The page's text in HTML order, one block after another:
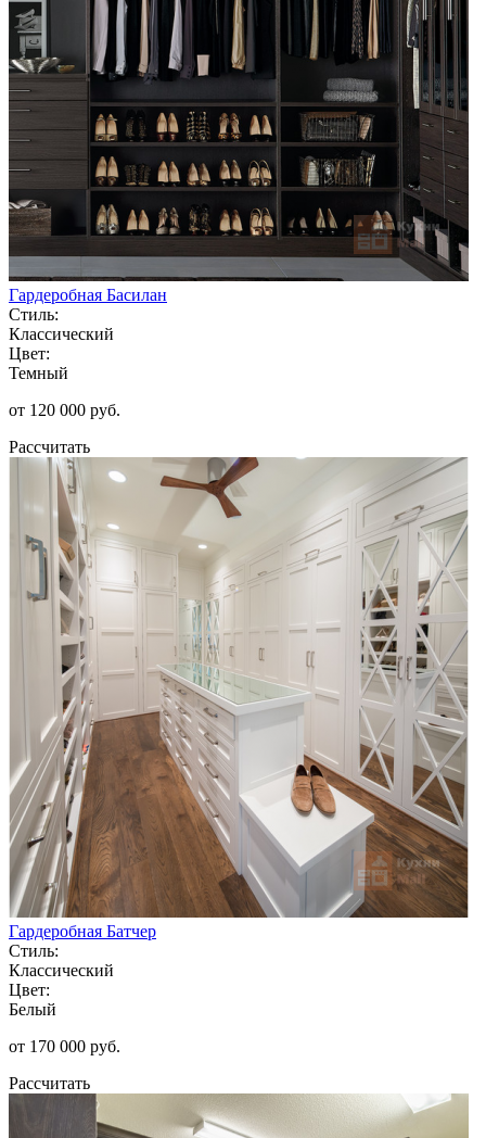
Гардеробная Басилан
Стиль:
Классический
Цвет:
Темный
от 120 000 руб.
Рассчитать
Гардеробная Батчер
Стиль:
Классический
Цвет:
Белый
от 170 000 руб.
Рассчитать